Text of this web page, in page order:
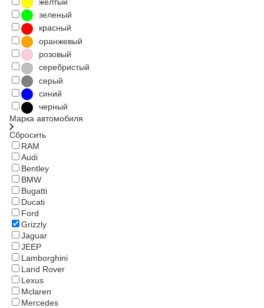
зеленый
красный
оранжевый
розовый
серебристый
серый
синий
черный
Марка автомобиля
Сбросить
RAM
Audi
Bentley
BMW
Bugatti
Ducati
Ford
Grizzly
Jaguar
JEEP
Lamborghini
Land Rover
Lexus
Mclaren
Mercedes